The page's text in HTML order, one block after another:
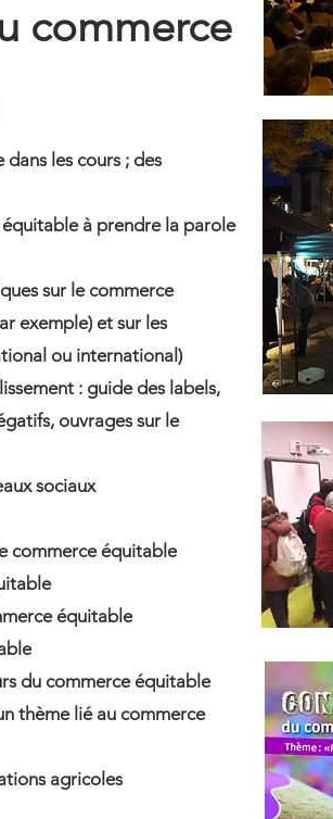
commerce
les cours ; des
à prendre la parole
sur le commerce
exemple) et sur les
ou international)
: guide des labels,
ouvrages sur le
sociaux
commerce équitable
équitable
du commerce équitable
thème lié au commerce
agricoles